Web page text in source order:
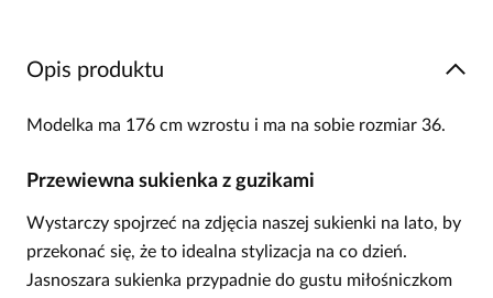
Opis produktu
Modelka ma 176 cm wzrostu i ma na sobie rozmiar 36.
Przewiewna sukienka z guzikami
Wystarczy spojrzeć na zdjęcia naszej sukienki na lato, by
przekonać się, że to idealna stylizacja na co dzień.
Jasnoszara sukienka przypadnie do gustu miłośniczkom